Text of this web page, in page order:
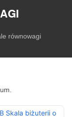
równowagi